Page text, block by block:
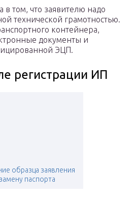
в том, что заявителю надо
технической грамотностью.
контейнера,
документы и
ЭЦП.
регистрации ИП
образца заявления
паспорта